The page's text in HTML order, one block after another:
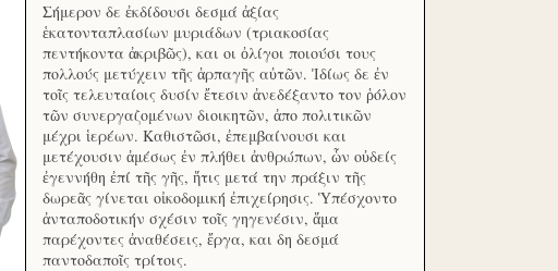
Σήμερον δε ἐκδίδουσι δεσμά ἀξίας
ἑκατονταπλασίων μυριάδων (τριακοσίας
πεντήκοντα ἀκριβῶς), και οι ὀλίγοι ποιούσι τους
πολλούς μετύχειν τῆς ἁρπαγῆς αὐτῶν. Ἰδίως δε ἐν
τοῖς τελευταίοις δυσίν ἔτεσιν ἀνεδέξαντο τον ῥόλον
τῶν συνεργαζομένων διοικητῶν, ἀπο πολιτικῶν
μέχρι ἱερέων. Καθιστῶσι, ἐπεμβαίνουσι και
μετέχουσιν ἀμέσως ἐν πλήθει ἀνθρώπων, ὧν οὐδείς
ἐγεννήθη ἐπί τῆς γῆς, ἥτις μετά την πράξιν τῆς
δωρεᾶς γίνεται οἰκοδομική ἐπιχείρησις. Ὑπέσχοντο
ἀνταποδοτικήν σχέσιν τοῖς γηγενέσιν, ἅμα
παρέχοντες ἀναθέσεις, ἔργα, και δη δεσμά
παντοδαποῖς τρίτοις.